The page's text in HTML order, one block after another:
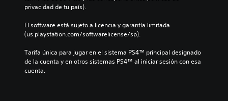
privacidad de tu país).
El software está sujeto a licencia y garantía limitada
(us.playstation.com/softwarelicense/sp).
Tarifa única para jugar en el sistema PS4™ principal designado
de la cuenta y en otros sistemas PS4™ al iniciar sesión con esa
cuenta.